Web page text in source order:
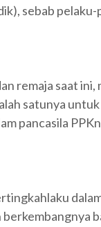
sebab
remaja saat
satunya
pancasila